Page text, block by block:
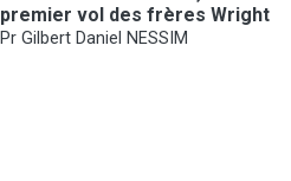
premier vol des frères Wright
Pr Gilbert Daniel NESSIM